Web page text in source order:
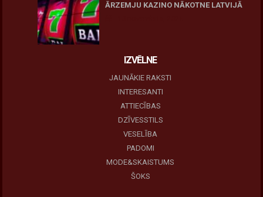
ĀRZEMJU KAZINO NĀKOTNE LATVIJĀ
IZVĒLNE
JAUNĀKIE RAKSTI
INTERESANTI
ATTIECĪBAS
DZĪVESSTILS
VESELĪBA
PADOMI
MODE&SKAISTUMS
ŠOKS